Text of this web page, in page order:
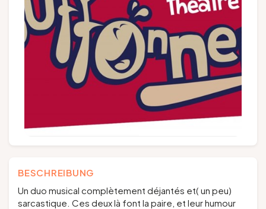
NL DE
BESCHREIBUNG
Un duo musical complètement déjantés et( un peu)
sarcastique. Ces deux là font la paire, et leur humour